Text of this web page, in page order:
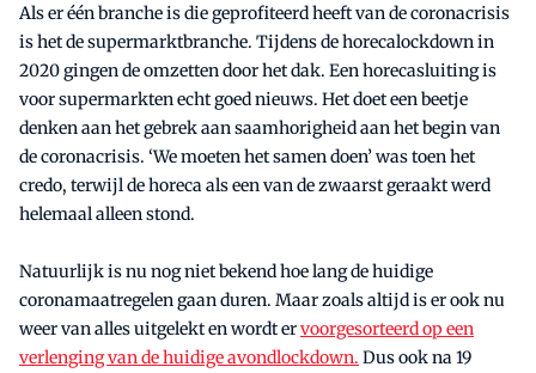
Als er één branche is die geprofiteerd heeft van de coronacrisis
is het de supermarktbranche. Tijdens de horecalockdown in
2020 gingen de omzetten door het dak. Een horecasluiting is
voor supermarkten echt goed nieuws. Het doet een beetje
denken aan het gebrek aan saamhorigheid aan het begin van
de coronacrisis. ‘We moeten het samen doen’ was toen het
credo, terwijl de horeca als een van de zwaarst geraakt werd
helemaal alleen stond.
Natuurlijk is nu nog niet bekend hoe lang de huidige
coronamaatregelen gaan duren. Maar zoals altijd is er ook nu
weer van alles uitgelekt en wordt ervoorgesorteerd op een
verlenging van de huidige avondlockdown. Dus ook na 19